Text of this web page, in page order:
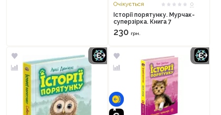
Очікується
0
Історії порятунку. Мурчак-
суперзірка. Книга 7
230 грн.